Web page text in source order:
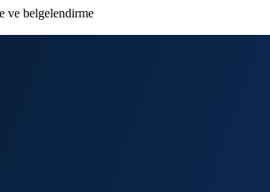
ve belgelendirme